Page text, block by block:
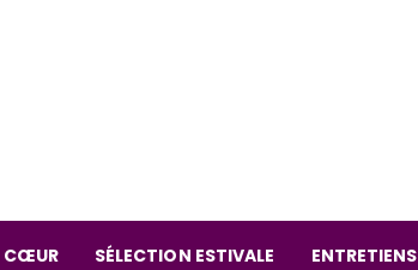
CŒUR SÉLECTION ESTIVALE ENTRETIENS